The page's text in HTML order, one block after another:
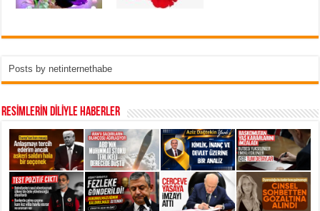
Posts by netinternethabe
RESİMLERİN DİLİYLE HABERLER